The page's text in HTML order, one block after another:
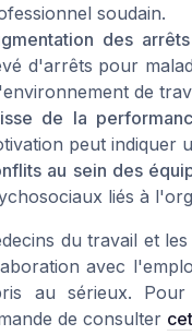
soudain.
des
d'arrêts pour
de
de la
peut indiquer
au sein des
liés à
du travail et
avec
au sérieux.
de consulter